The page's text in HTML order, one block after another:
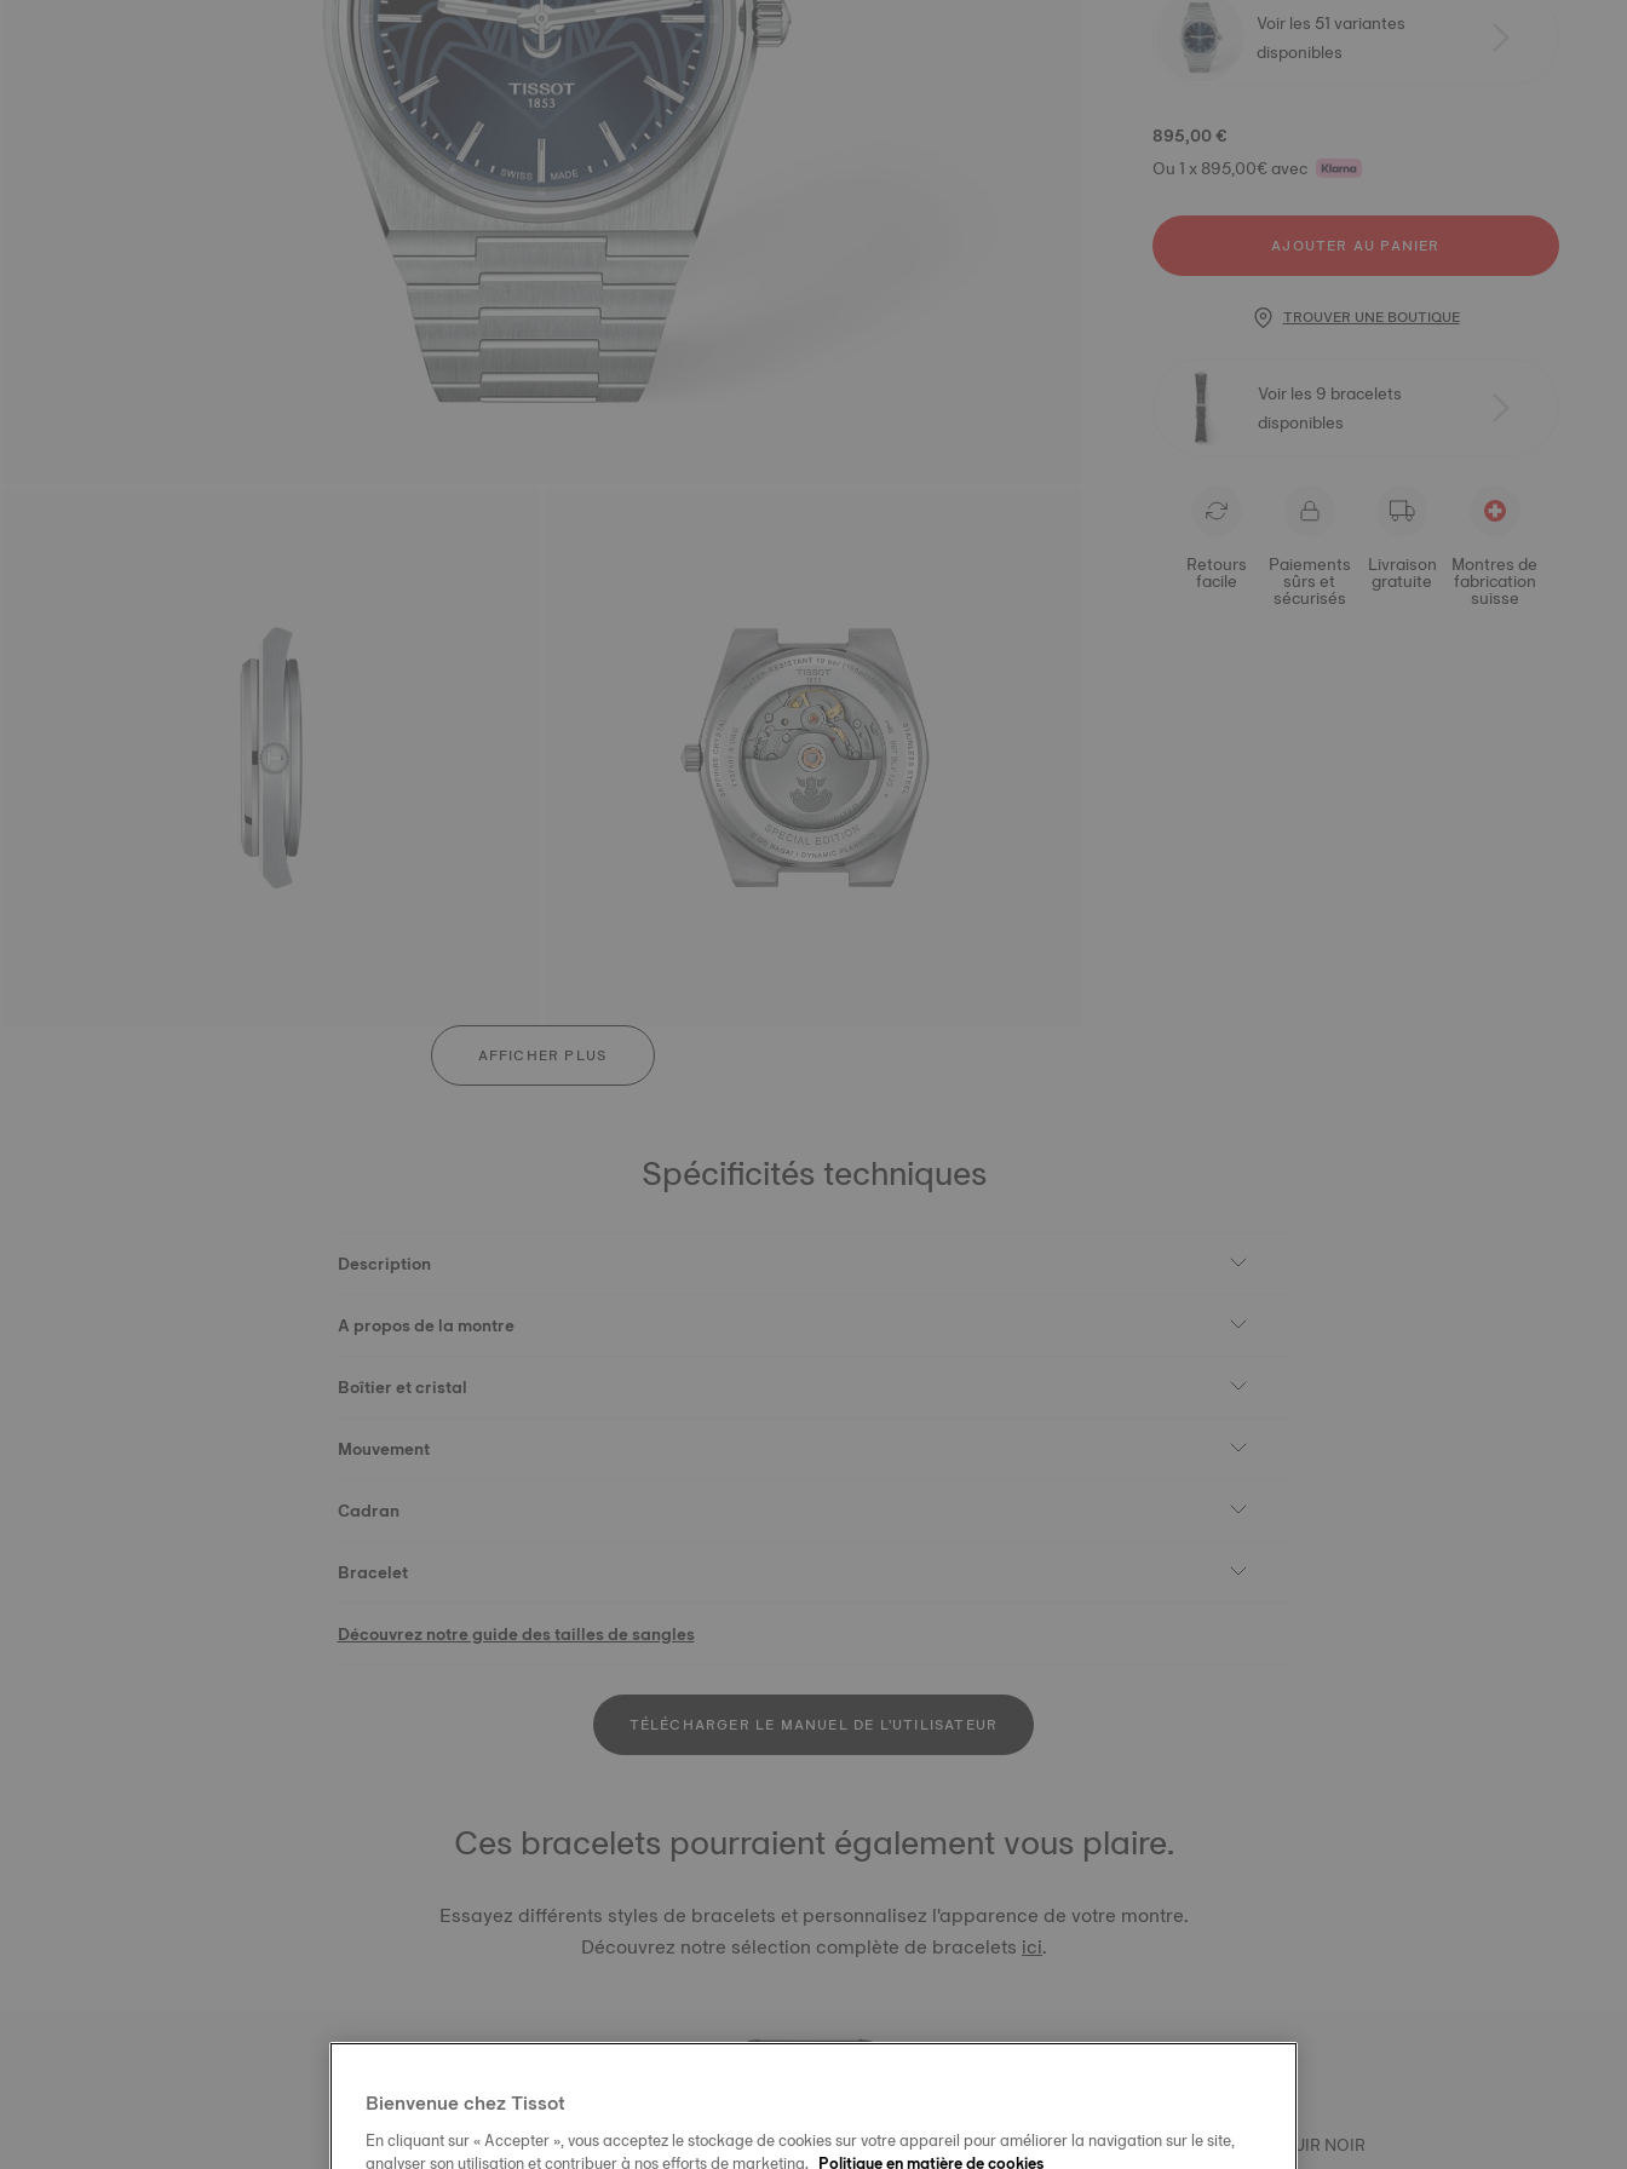
AFFICHER PLUS
Voir les 51 variantes
disponibles
895,00 €
Ou 1 x 895,00€ avec
AJOUTER AU PANIER
TROUVER UNE BOUTIQUE
Voir les 9 bracelets
disponibles
Retours
facile
Paiements
sûrs et
sécurisés
Livraison
gratuite
Montres de
fabrication
suisse
Spécificités techniques
Description
A propos de la montre
Boîtier et cristal
Mouvement
Cadran
Bracelet
Découvrez notre guide des tailles de sangles
TÉLÉCHARGER LE MANUEL DE L'UTILISATEUR
Ces bracelets pourraient également vous plaire.
Essayez différents styles de bracelets et personnalisez l'apparence de votre montre.
Découvrez notre sélection complète de braceletsici.
BRACELET OFFICIEL TISSOT PRX CUIR NOIR
Bienvenue chez Tissot
En cliquant sur « Accepter », vous acceptez le stockage de cookies sur votre appareil pour améliorer la navigation sur le site,
analyser son utilisation et contribuer à nos efforts de marketing. Politique en matière de cookies